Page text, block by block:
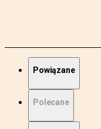
Powiązane
Polecane